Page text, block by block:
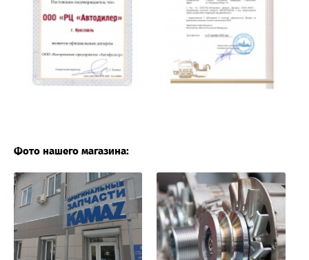
Фото нашего магазина: